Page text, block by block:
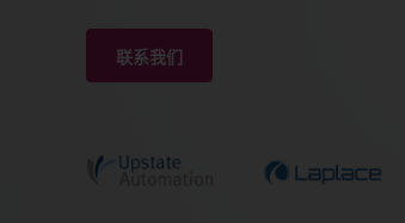
联系我们